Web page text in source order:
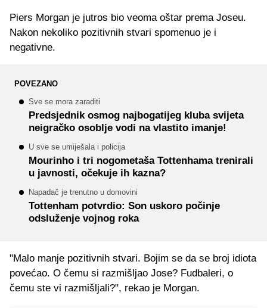
Piers Morgan je jutros bio veoma oštar prema Joseu.
Nakon nekoliko pozitivnih stvari spomenuo je i
negativne.
POVEZANO
Sve se mora zaraditi
Predsjednik osmog najbogatijeg kluba svijeta
neigračko osoblje vodi na vlastito imanje!
U sve se umiješala i policija
Mourinho i tri nogometaša Tottenhama trenirali
u javnosti, očekuje ih kazna?
Napadač je trenutno u domovini
Tottenham potvrdio: Son uskoro počinje
odsluženje vojnog roka
"Malo manje pozitivnih stvari. Bojim se da se broj idiota
povećao. O čemu si razmišljao Jose? Fudbaleri, o
čemu ste vi razmišljali?", rekao je Morgan.